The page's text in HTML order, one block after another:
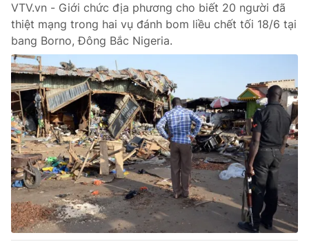
VTV.vn - Giới chức địa phương cho biết 20 người đã
thiệt mạng trong hai vụ đánh bom liều chết tối 18/6 tại
bang Borno, Đông Bắc Nigeria.